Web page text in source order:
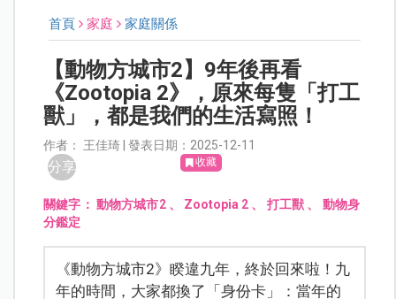
首頁 家庭 家庭關係
【動物方城市2】9年後再看
《Zootopia 2》，原來每隻「打工
獸」，都是我們的生活寫照！
作者： 王佳琦 | 發表日期：2025-12-11
分享 收藏
關鍵字： 動物方城市2、 Zootopia 2 、 打工獸 、 動物身
分鑑定
《動物方城市2》睽違九年，終於回來啦！九
年的時間，大家都換了「身份卡」：當年的